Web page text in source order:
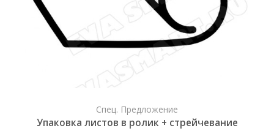
Спец. Предложение
Упаковка листов в ролик + стрейчевание